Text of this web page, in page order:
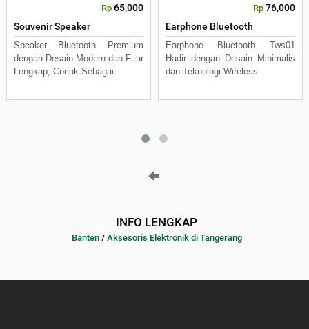
Rp 65,000
Souvenir Speaker
Speaker Bluetooth Premium
dengan Desain Modern dan Fitur
Lengkap, Cocok Sebagai
Rp 76,000
Earphone Bluetooth
Earphone Bluetooth Tws01
Hadir dengan Desain Minimalis
dan Teknologi Wireless
INFO LENGKAP
Banten/ Aksesoris Elektronik di Tangerang